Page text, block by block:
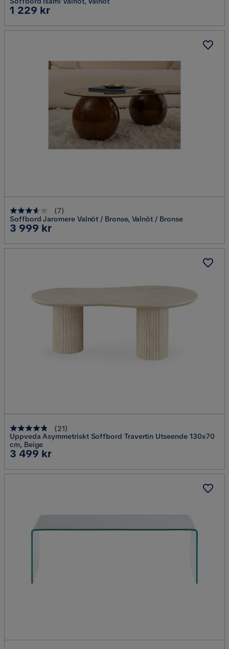
Pris
1 229 kr
(7)
Soffbord Jaromere Valnöt / Bronse, Valnöt / Bronse
Pris
3 999 kr
(21)
Uppveda Asymmetriskt Soffbord Travertin Utseende 130x70
cm, Beige
Pris
3 499 kr